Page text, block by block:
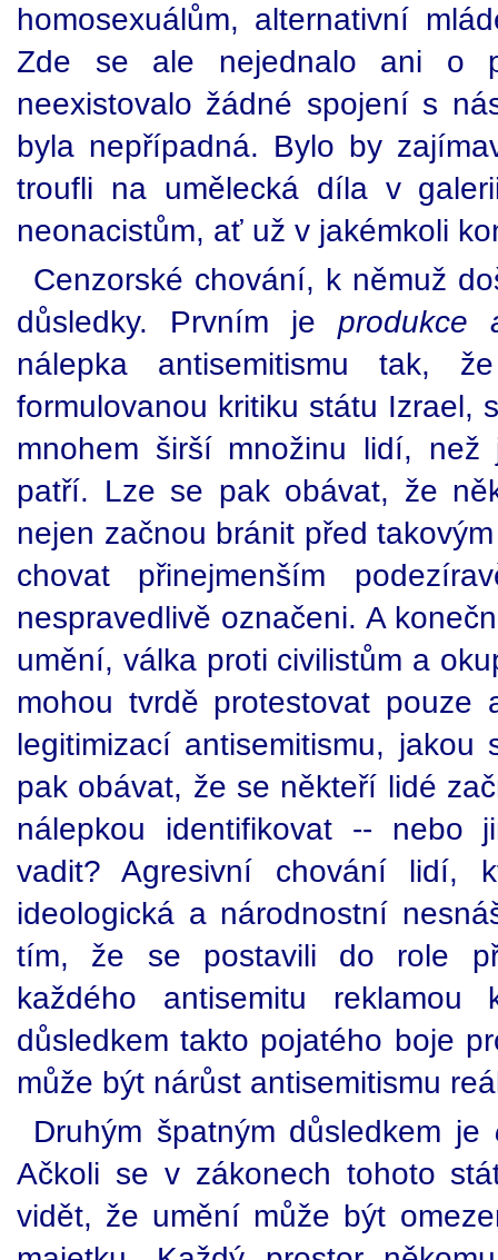
homosexuálům, alternativní
Zde se ale nejednalo ani o
neexistovalo žádné spojení s
byla nepřípadná. Bylo by
troufli na umělecká díla v
neonacistům, ať už v jakémkoli
Cenzorské chování, k němuž
důsledky. Prvním je produkce
nálepka antisemitismu tak,
formulovanou kritiku státu Izrael,
mnohem širší množinu lidí,
patří. Lze se pak obávat, že
nejen začnou bránit před
chovat přinejmenším
nespravedlivě označeni. A
umění, válka proti civilistům a
mohou tvrdě protestovat pouze
legitimizací antisemitismu,
pak obávat, že se někteří lidé
nálepkou identifikovat -- nebo
vadit? Agresivní chování lidí,
ideologická a národnostní
tím, že se postavili do role
každého antisemitu reklamou
důsledkem takto pojatého boje
může být nárůst antisemitismu
Druhým špatným důsledkem je
Ačkoli se v zákonech tohoto
vidět, že umění může být